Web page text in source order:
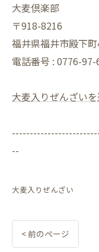
大麦倶楽部
〒918-8216
福井県福井市殿下
電話番号 : 0776-97-
大麦入りぜんざい
--
大麦入りぜんざい
< 前のページ